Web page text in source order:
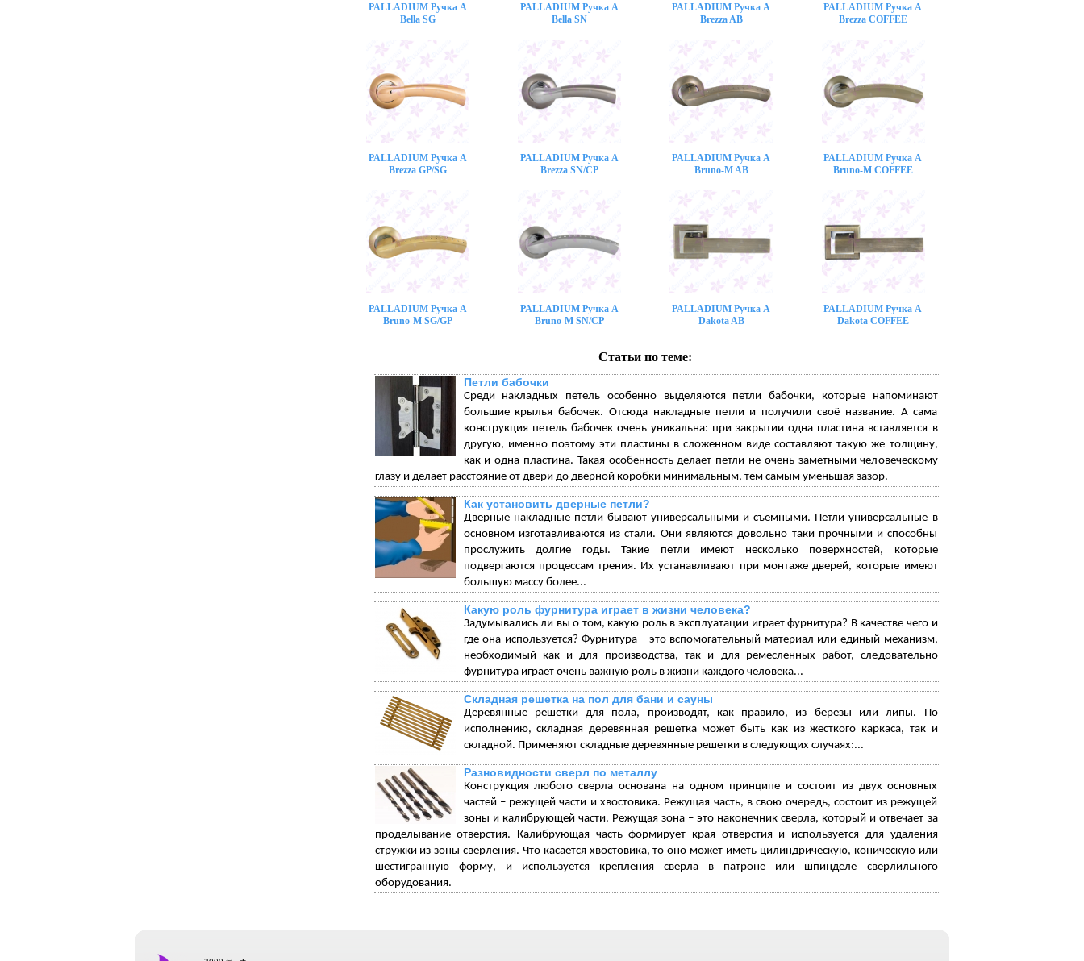
PALLADIUM Ручка A
Bella SG
PALLADIUM Ручка A
Bella SN
PALLADIUM Ручка A
Brezza AB
PALLADIUM Ручка A
Brezza COFFEE
PALLADIUM Ручка A
Brezza GP/SG
PALLADIUM Ручка A
Brezza SN/CP
PALLADIUM Ручка A
Bruno-M AB
PALLADIUM Ручка A
Bruno-M COFFEE
PALLADIUM Ручка A
Bruno-M SG/GP
PALLADIUM Ручка A
Bruno-M SN/CP
PALLADIUM Ручка A
Dakota AB
PALLADIUM Ручка A
Dakota COFFEE
Статьи по теме:
Петли бабочки
Среди накладных петель особенно выделяются петли бабочки, которые напоминают
большие крылья бабочек. Отсюда накладные петли и получили своё название. А сама
конструкция петель бабочек очень уникальна: при закрытии одна пластина вставляется в
другую, именно поэтому эти пластины в сложенном виде составляют такую же толщину,
как и одна пластина. Такая особенность делает петли не очень заметными человеческому
глазу и делает расстояние от двери до дверной коробки минимальным, тем самым уменьшая зазор.
Как установить дверные петли?
Дверные накладные петли бывают универсальными и съемными. Петли универсальные в
основном изготавливаются из стали. Они являются довольно таки прочными и способны
прослужить долгие годы. Такие петли имеют несколько поверхностей, которые
подвергаются процессам трения. Их устанавливают при монтаже дверей, которые имеют
большую массу более...
Какую роль фурнитура играет в жизни человека?
Задумывались ли вы о том, какую роль в эксплуатации играет фурнитура? В качестве чего и
где она используется? Фурнитура - это вспомогательный материал или единый механизм,
необходимый как и для производства, так и для ремесленных работ, следовательно
фурнитура играет очень важную роль в жизни каждого человека...
Складная решетка на пол для бани и сауны
Деревянные решетки для пола, производят, как правило, из березы или липы. По
исполнению, складная деревянная решетка может быть как из жесткого каркаса, так и
складной. Применяют складные деревянные решетки в следующих случаях:...
Разновидности сверл по металлу
Конструкция любого сверла основана на одном принципе и состоит из двух основных
частей – режущей части и хвостовика. Режущая часть, в свою очередь, состоит из режущей
зоны и калибрующей части. Режущая зона – это наконечник сверла, который и отвечает за
проделывание отверстия. Калибрующая часть формирует края отверстия и используется для удаления
стружки из зоны сверления. Что касается хвостовика, то оно может иметь цилиндрическую, коническую или
шестигранную форму, и используется крепления сверла в патроне или шпинделе сверлильного
оборудования.